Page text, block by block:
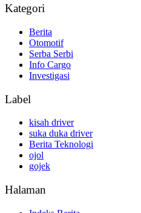
Kategori
Berita
Otomotif
Serba Serbi
Info Cargo
Investigasi
Label
kisah driver
suka duka driver
Berita Teknologi
ojol
gojek
Halaman